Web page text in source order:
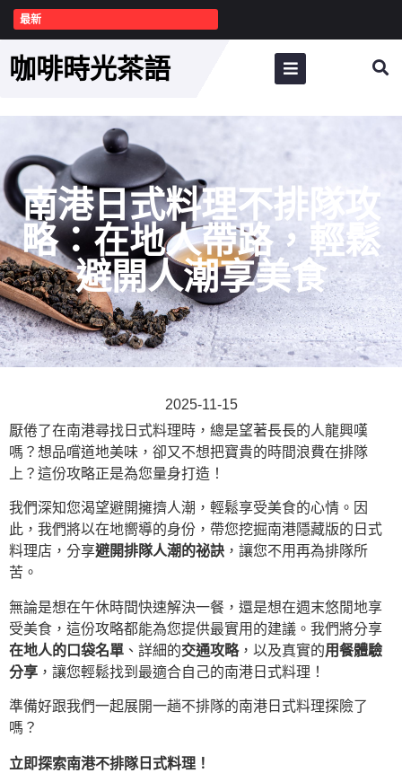
最新
咖啡時光茶語
南港日式料理不排隊攻
略：在地人帶路，輕鬆
避開人潮享美食
2025-11-15
厭倦了在南港尋找日式料理時，總是望著長長的人龍興嘆
嗎？想品嚐道地美味，卻又不想把寶貴的時間浪費在排隊
上？這份攻略正是為您量身打造！
我們深知您渴望避開擁擠人潮，輕鬆享受美食的心情。因
此，我們將以在地嚮導的身份，帶您挖掘南港隱藏版的日式
料理店，分享避開排隊人潮的祕訣 ，讓您不用再為排隊所
苦。
無論是想在午休時間快速解決一餐，還是想在週末悠閒地享
受美食，這份攻略都能為您提供最實用的建議。我們將分享
在地人的口袋名單 、詳細的交通攻略，以及真實的用餐體驗
分享 ，讓您輕鬆找到最適合自己的南港日式料理！
準備好跟我們一起展開一趟不排隊的南港日式料理探險了
嗎？
立即探索南港不排隊日式料理！